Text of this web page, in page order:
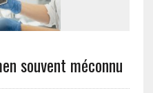
souvent méconnu